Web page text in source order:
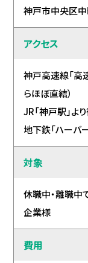
神戸市中央区
アクセス
神戸高速線「高
らほぼ直結）
JR「神戸駅」よ
地下鉄「ハーバ
対象
休職中・離職中
企業様
費用